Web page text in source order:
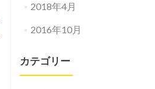
2018年4月
2016年10月
カテゴリー